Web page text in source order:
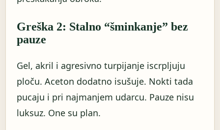
Greška 2: Stalno “šminkanje” bez
pauze
Gel, akril i agresivno turpijanje iscrpljuju
ploču. Aceton dodatno isušuje. Nokti tada
pucaju i pri najmanjem udarcu. Pauze nisu
luksuz. One su plan.